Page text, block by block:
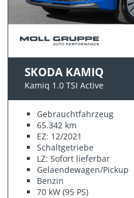
SKODA KAMIQ
Kamiq 1.0 TSI Active
Gebrauchtfahrzeug
65.342 km
EZ: 12/2021
Schaltgetriebe
LZ: Sofort lieferbar
Gelaendewagen/Pickup
Benzin
70 kW (95 PS)